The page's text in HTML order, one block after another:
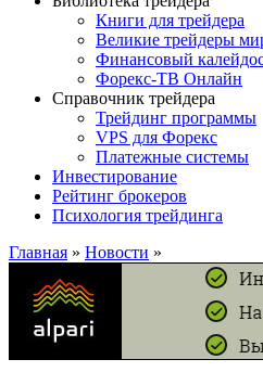
Книги для трейдера
Великие трейдеры
Финансовый
Форекс-ТВ Онлайн
Справочник трейдера
Трейдинг программы
VPS для Форекс
Платежные системы
Инвестирование
Рейтинг брокеров
Психология трейдинга
Главная » Новости »